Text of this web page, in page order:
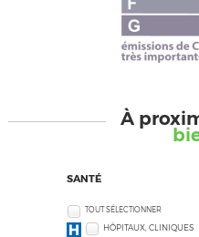
À
SANTÉ
TOUT SÉLECTIONNER
HÔPITAUX, CLINIQUES